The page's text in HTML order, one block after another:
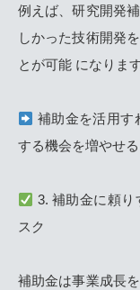
例えば、研究開発
しかった技術開発
とが可能 になります
補助金を活用す
する機会を増やせる
3. 補助金に頼り
スク
補助金は事業成長